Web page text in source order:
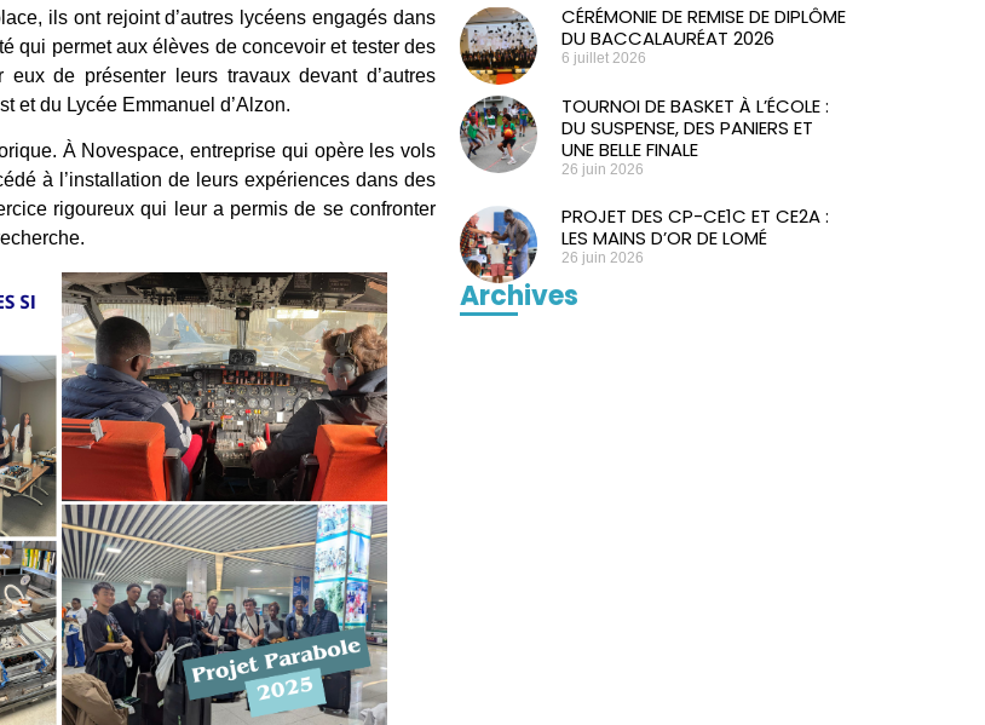
ils ont rejoint d’autres lycéens engagés dans
qui permet aux élèves de concevoir et tester des
eux de présenter leurs travaux devant d’autres
et du Lycée Emmanuel d’Alzon.
À Novespace, entreprise qui opère les vols
à l’installation de leurs expériences dans des
rigoureux qui leur a permis de se confronter
CÉRÉMONIE DE REMISE DE DIPLÔME
DU BACCALAURÉAT 2026
6 juillet 2026
TOURNOI DE BASKET À L’ÉCOLE :
DU SUSPENSE, DES PANIERS ET
UNE BELLE FINALE
26 juin 2026
PROJET DES CP-CE1C ET CE2A :
LES MAINS D’OR DE LOMÉ
26 juin 2026
Archives